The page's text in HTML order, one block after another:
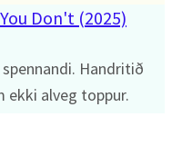
Don't (2025)
Handritið
ekki alveg toppur.